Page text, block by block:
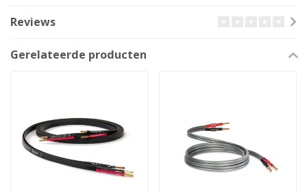
Reviews
Gerelateerde producten